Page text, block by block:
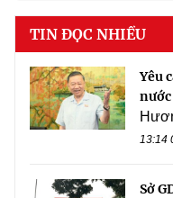
TIN ĐỌC NHIỀU
Yêu
nước
13:14
Sở